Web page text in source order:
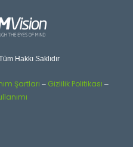
Hakkı Saklıdır
Şartları – Gizlilik Politikası –